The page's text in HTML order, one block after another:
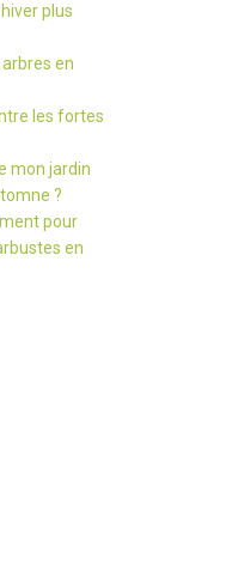
plus
en
les fortes
mon jardin
?
pour
en